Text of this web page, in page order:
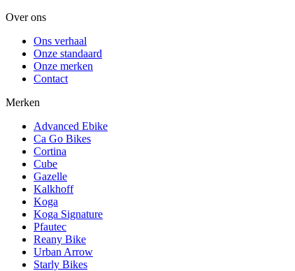
Over ons
Ons verhaal
Onze standaard
Onze merken
Contact
Merken
Advanced Ebike
Ca Go Bikes
Cortina
Cube
Gazelle
Kalkhoff
Koga
Koga Signature
Pfautec
Reany Bike
Urban Arrow
Starly Bikes